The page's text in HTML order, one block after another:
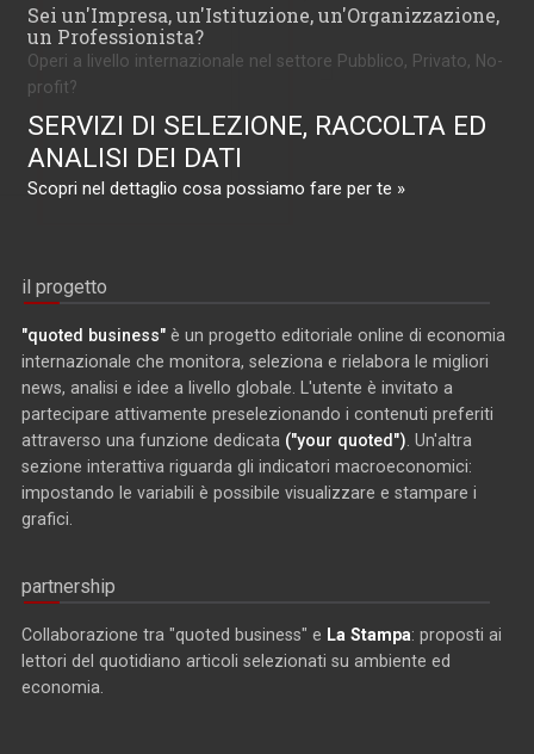
Sei un'Impresa, un'Istituzione, un'Organizzazione,
un Professionista?
Operi a livello internazionale nel settore Pubblico, Privato, No-
profit?
SERVIZI DI SELEZIONE, RACCOLTA ED
ANALISI DEI DATI
Scopri nel dettaglio cosa possiamo fare per te »
il progetto
"quoted business" è un progetto editoriale online di economia
internazionale che monitora, seleziona e rielabora le migliori
news, analisi e idee a livello globale. L'utente è invitato a
partecipare attivamente preselezionando i contenuti preferiti
attraverso una funzione dedicata ("your quoted"). Un'altra
sezione interattiva riguarda gli indicatori macroeconomici:
impostando le variabili è possibile visualizzare e stampare i
grafici.
partnership
Collaborazione tra "quoted business" e La Stampa: proposti ai
lettori del quotidiano articoli selezionati su ambiente ed
economia.